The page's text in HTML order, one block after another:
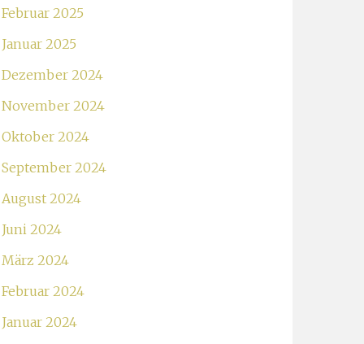
Februar 2025
Januar 2025
Dezember 2024
November 2024
Oktober 2024
September 2024
August 2024
Juni 2024
März 2024
Februar 2024
Januar 2024